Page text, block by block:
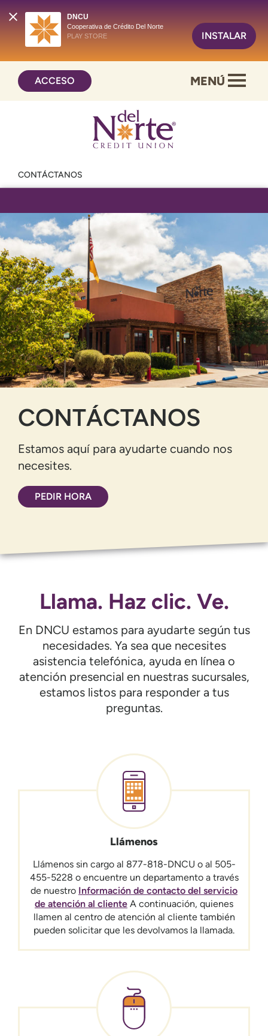
DNCU
Cooperativa de Crédito Del Norte
PLAY STORE
INSTALAR
Saltar
contenido
inicio
línea
ACCESO MENÚ
CONTÁCTANOS
CONTÁCTANOS
Estamos aquí para ayudarte cuando nos
necesites.
PEDIR HORA
Llama. Haz clic. Ve.
En DNCU estamos para ayudarte según tus
necesidades. Ya sea que necesites
asistencia telefónica, ayuda en línea o
atención presencial en nuestras sucursales,
estamos listos para responder a tus
preguntas.
Llámenos
Llámenos sin cargo al 877-818-DNCU o al 505-
455-5228 o encuentre un departamento a través
de nuestro Información de contacto del servicio
de atención al cliente A continuación, quienes
llamen al centro de atención al cliente también
pueden solicitar que les devolvamos la llamada.